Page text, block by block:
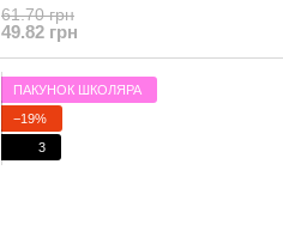
61.70 грн
49.82 грн
ПАКУНОК ШКОЛЯРА
−19%
3